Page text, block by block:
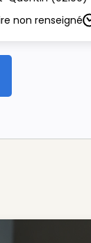
non renseigné